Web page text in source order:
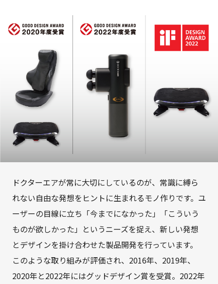
ドクターエアが常に大切にしているのが、常識に縛ら
れない自由な発想をヒントに生まれるモノ作りです。ユ
ーザーの目線に立ち「今までになかった」「こういう
ものが欲しかった」というニーズを捉え、新しい発想
とデザインを掛け合わせた製品開発を行っています。
このような取り組みが評価され、2016年、2019年、
2020年と2022年にはグッドデザイン賞を受賞。2022年